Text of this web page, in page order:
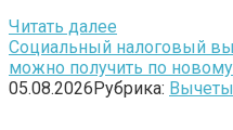
Читать далее
Социальный налоговый
можно получить по новому
05.08.2026Рубрика: